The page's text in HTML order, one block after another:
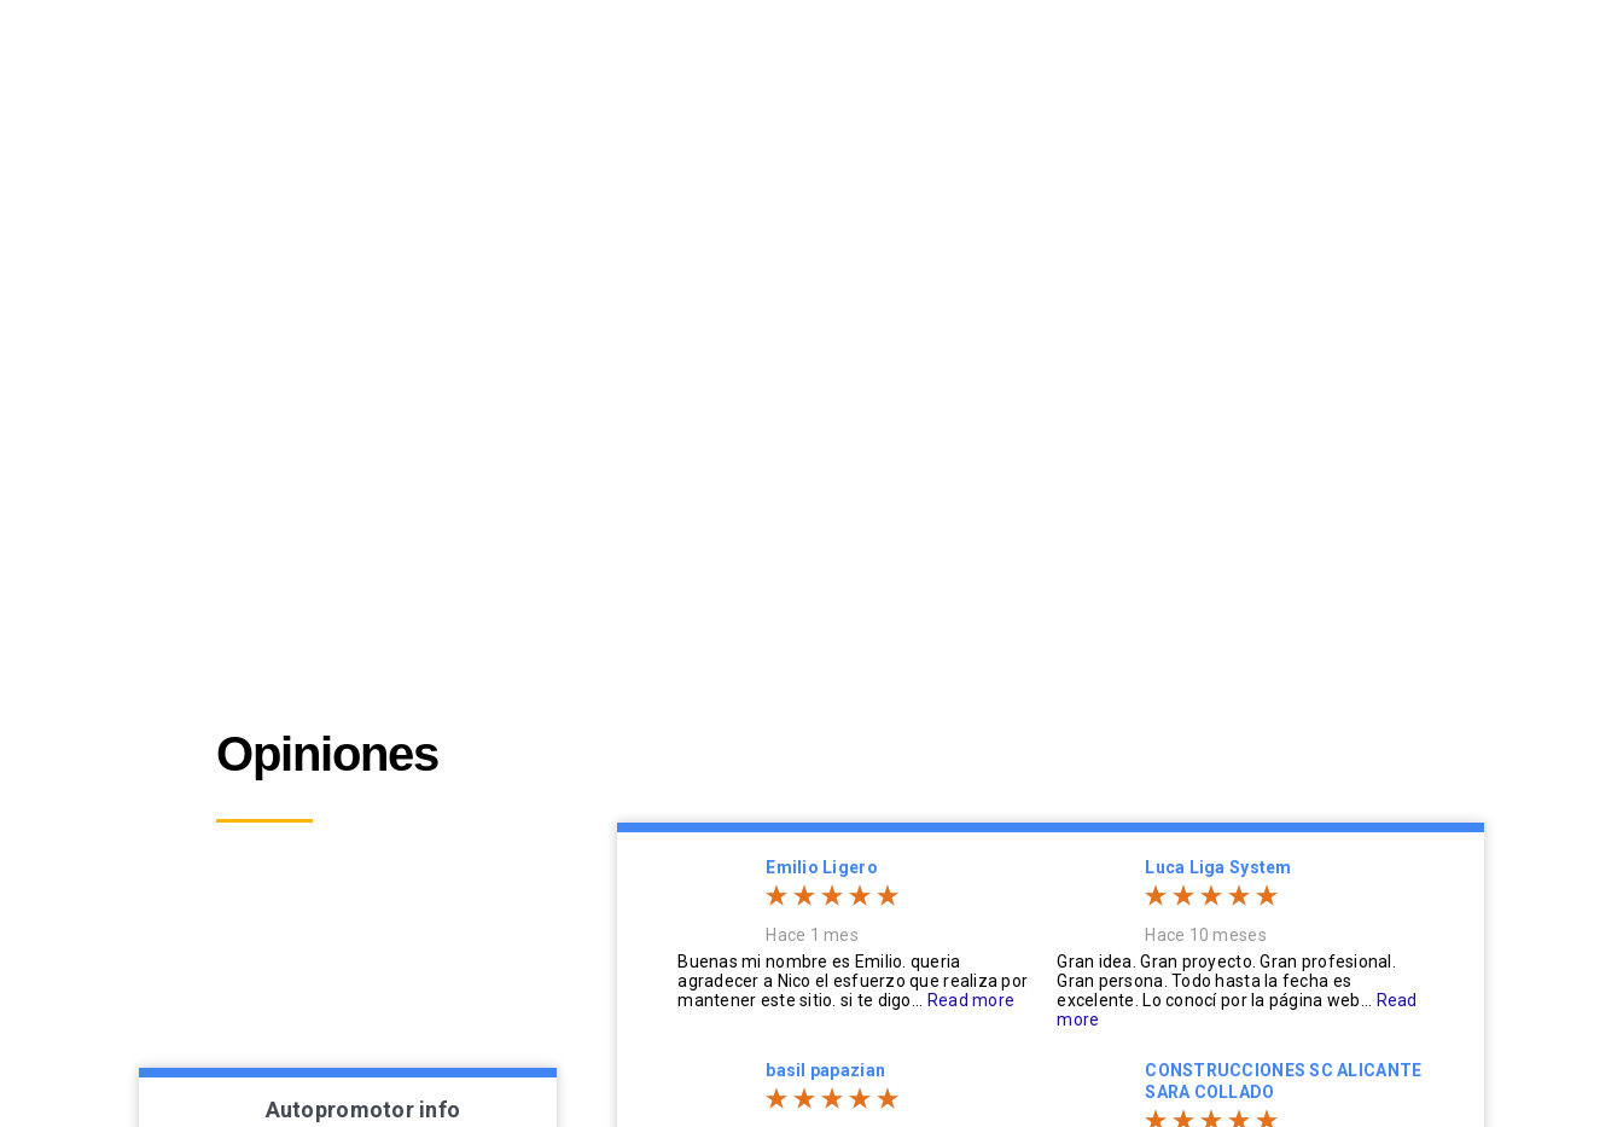
Opiniones
Autopromotor info
Emilio Ligero
Hace 1 mes
Buenas mi nombre es Emilio. queria
agradecer a Nico el esfuerzo que realiza por
mantener este sitio. si te digo... Read more
Luca Liga System
Hace 10 meses
Gran idea. Gran proyecto. Gran profesional.
Gran persona. Todo hasta la fecha es
excelente. Lo conocí por la página web... Read
more
basil papazian
CONSTRUCCIONES SC ALICANTE
SARA COLLADO